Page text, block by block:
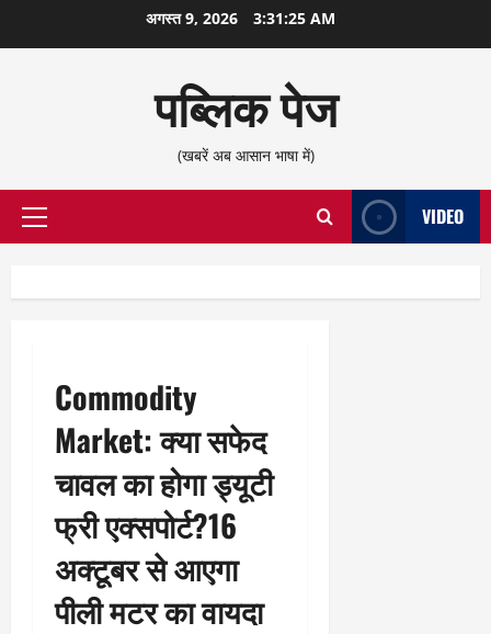
सामग्री
अगस्त 9, 2026 3:31:25 AM
पब्लिक पेज
(खबरें अब आसान भाषा में)
प्राथमिक
VIDEO
Commodity
Market: क्या सफेद
चावल का होगा ड्यूटी
फ्री एक्सपोर्ट?16
अक्टूबर से आएगा
पीली मटर का वायदा